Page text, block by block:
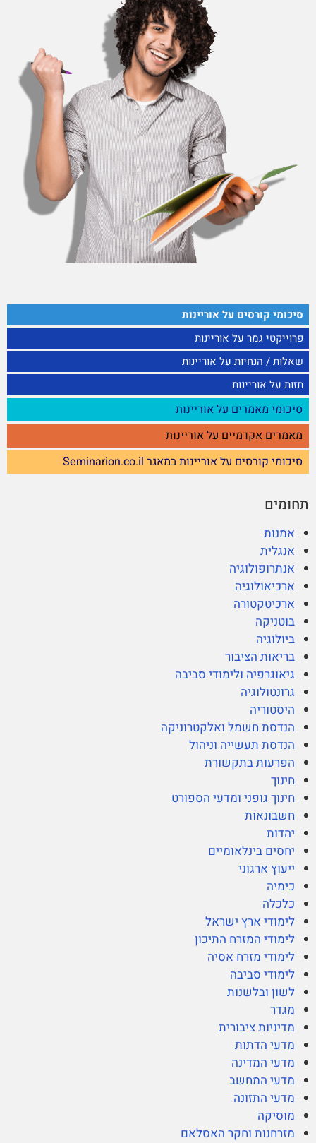
סיכומי קורסים על אוריינות
פרוייקטי גמר על אוריינות
שאלות / הנחיות על אוריינות
תזות על אוריינות
סיכומי מאמרים על אוריינות
מאמרים אקדמיים על אוריינות
סיכומי קורסים על אוריינות במאגר Seminarion.co.il
תחומים
אמנות
אנגלית
אנתרופולוגיה
ארכיאולוגיה
ארכיטקטורה
בוטניקה
ביולוגיה
בריאות הציבור
גיאוגרפיה ולימודי סביבה
גרונטולוגיה
היסטוריה
הנדסת חשמל ואלקטרוניקה
הנדסת תעשייה וניהול
הפרעות בתקשורת
חינוך
חינוך גופני ומדעי הספורט
חשבונאות
יהדות
יחסים בינלאומיים
ייעוץ ארגוני
כימיה
כלכלה
לימודי ארץ ישראל
לימודי המזרח התיכון
לימודי מזרח אסיה
לימודי סביבה
לשון ובלשנות
מגדר
מדיניות ציבורית
מדעי הדתות
מדעי המדינה
מדעי המחשב
מדעי התזונה
מוסיקה
מזרחנות וחקר האסלאם